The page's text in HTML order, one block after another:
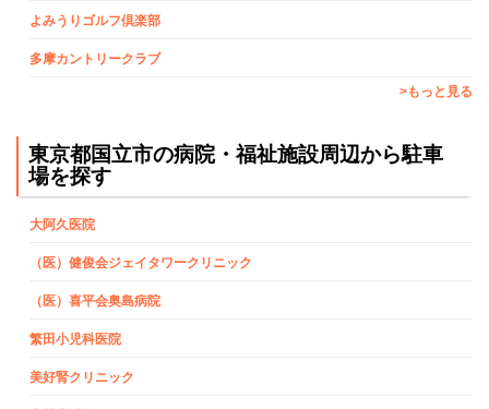
よみうりゴルフ倶楽部
多摩カントリークラブ
>もっと見る
東京都国立市の病院・福祉施設周辺から駐車
場を探す
大阿久医院
（医）健俊会ジェイタワークリニック
（医）喜平会奥島病院
繁田小児科医院
美好腎クリニック